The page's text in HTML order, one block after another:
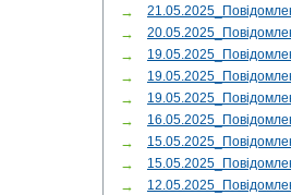
→
→
→
→
→
→
→
→
→